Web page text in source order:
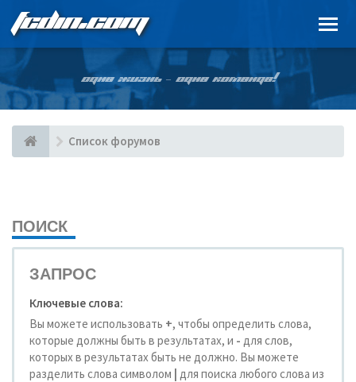
FCDIN.COM
ОДНА ЖИЗНЬ – ОДНА КОМАНДА!
Список форумов
ПОИСК
ЗАПРОС
Ключевые слова:
Вы можете использовать +, чтобы определить слова,
которые должны быть в результатах, и - для слов,
которых в результатах быть не должно. Вы можете
разделить слова символом | для поиска любого слова из